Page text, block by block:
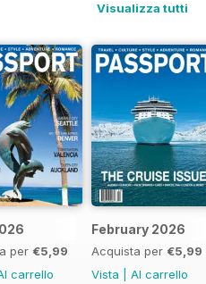
Visualizza tutti
per €5,99
carrello
February 2026
Acquista per €5,99
Vista
Al carrello